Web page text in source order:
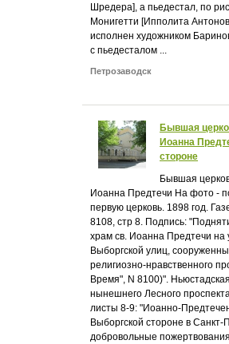
Шредера], а пьедестал, по
Монигетти [Ипполита
исполнен художником
с пьедесталом ...
Петрозаводск
Бывшая
Иоанна
стороне
Бывшая
Иоанна Предтечи На фото -
первую церковь. 1898 год.
8108, стр 8. Подпись:
храм св. Иоанна Предтечи на
Выборгской улиц,
религиозно-нравственного
Время", N 8100)".
нынешнего Лесного
листы 8-9: "Иоанно-
Выборгской стороне в Санкт-
добровольные